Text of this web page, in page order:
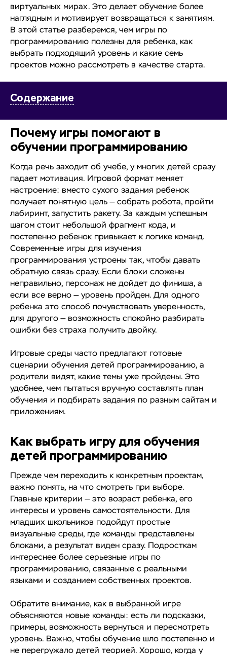
виртуальных мирах. Это делает обучение более
наглядным и мотивирует возвращаться к занятиям.
В этой статье разберемся, чем игры по
программированию полезны для ребенка, как
выбрать подходящий уровень и какие семь
проектов можно рассмотреть в качестве старта.
Содержание
Почему игры помогают в
обучении программированию
Когда речь заходит об учебе, у многих детей сразу
падает мотивация. Игровой формат меняет
настроение: вместо сухого задания ребенок
получает понятную цель — собрать робота, пройти
лабиринт, запустить ракету. За каждым успешным
шагом стоит небольшой фрагмент кода, и
постепенно ребенок привыкает к логике команд.
Современные игры для изучения
программирования устроены так, чтобы давать
обратную связь сразу. Если блоки сложены
неправильно, персонаж не дойдет до финиша, а
если все верно — уровень пройден. Для одного
ребенка это способ почувствовать уверенность,
для другого — возможность спокойно разбирать
ошибки без страха получить двойку.
Игровые среды часто предлагают готовые
сценарии обучения детей программированию, а
родители видят, какие темы уже пройдены. Это
удобнее, чем пытаться вручную составлять план
обучения и подбирать задания по разным сайтам и
приложениям.
Как выбрать игру для обучения
детей программированию
Прежде чем переходить к конкретным проектам,
важно понять, на что смотреть при выборе.
Главные критерии — это возраст ребенка, его
интересы и уровень самостоятельности. Для
младших школьников подойдут простые
визуальные среды, где команды представлены
блоками, а результат виден сразу. Подросткам
интереснее более серьезные игры по
программированию, связанные с реальными
языками и созданием собственных проектов.
Обратите внимание, как в выбранной игре
объясняются новые команды: есть ли подсказки,
примеры, возможность вернуться и пересмотреть
уровень. Важно, чтобы обучение шло постепенно и
не перегружало детей теорией. Хорошо, когда у